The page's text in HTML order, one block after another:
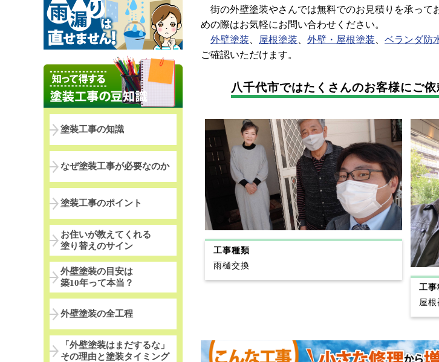
街の外壁塗装やさんでは無料でのお見積りを承って
めの際はお気軽にお問い合わせください。
外壁塗装
屋根塗装 外壁・屋根塗装 ベランダ防
ご確認いただけます。
八千代市ではたくさんのお客様にご
工事種類
雨樋交換
工事
屋
塗装工事の知識
なぜ塗装工事が必要なのか
塗装工事のポイント
お住いが教えてくれる
塗り替えのサイン
外壁塗装の目安は
築10年って本当？
外壁塗装の全工程
「外壁塗装はまだするな」
その理由と塗装タイミング